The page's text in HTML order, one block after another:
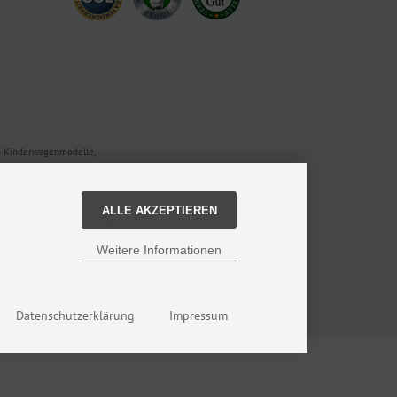
Kinderwagenmodelle,
oder bestellt online bei uns.
Familienfachgeschäft für Babyausstattung.
Versandinformationen.
ALLE AKZEPTIEREN
Weitere Informationen
Datenschutzerklärung Impressum